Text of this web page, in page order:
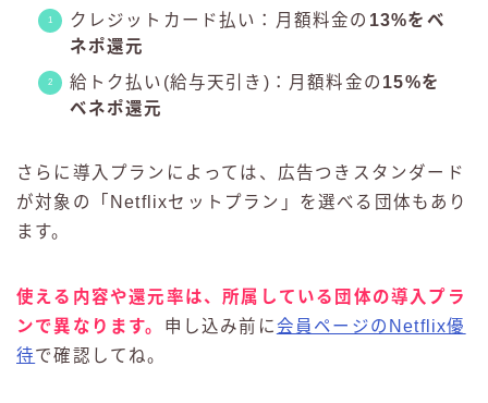
クレジットカード払い：月額料金の 13%をベ
ネポ還元
給トク払い(給与天引き)：月額料金の 15%を
ベネポ還元
さらに導入プランによっては、広告つきスタンダード
が対象の「Netflixセットプラン」を選べる団体もあり
ます。
使える内容や還元率は、所属している団体の導入プラ
ンで異なります。 申し込み前に会員ページのNetflix優
待で確認してね。